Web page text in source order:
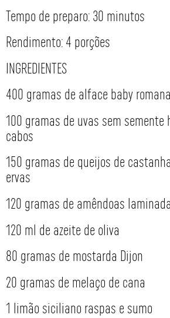
Tempo de preparo: 30 minutos
Rendimento: 4 porções
INGREDIENTES
400 gramas de alface baby romana
100 gramas de uvas sem semente
cabos
150 gramas de queijos de
ervas
120 gramas de amêndoas
120 ml de azeite de oliva
80 gramas de mostarda Dijon
20 gramas de melaço de cana
1 limão siciliano raspas e sumo